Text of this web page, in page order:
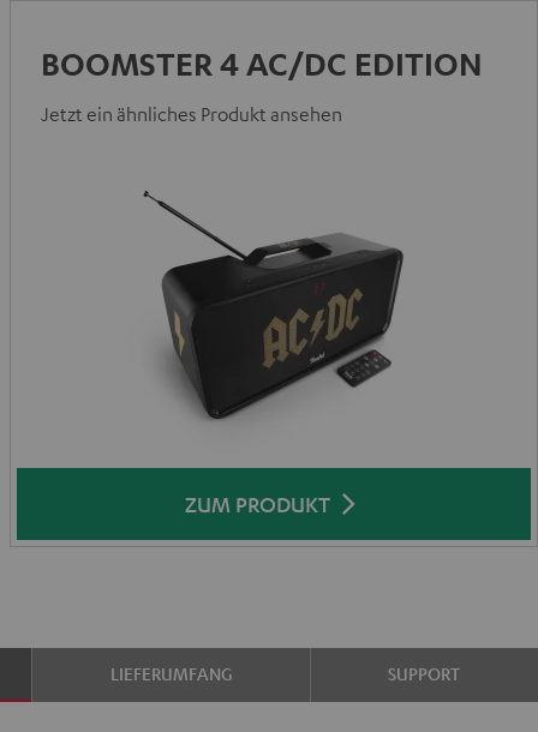
BOOMSTER 4 AC/DC EDITION
Jetzt ein ähnliches Produkt ansehen
ZUM PRODUKT
LIEFERUMFANG SUPPORT